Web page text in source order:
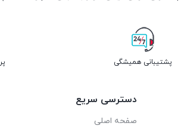
پشتیبانی همیشگی
دسترسی سریع
صفحه اصلی